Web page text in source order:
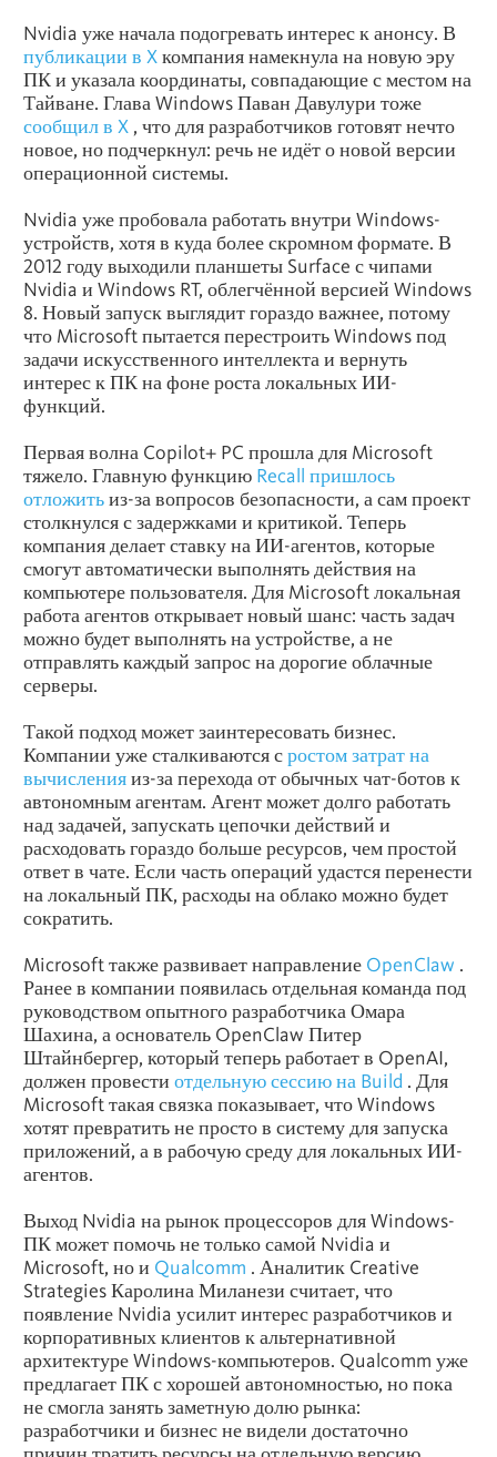
Nvidia уже начала подогревать интерес к анонсу. В
публикации в Xкомпания намекнула на новую эру
ПК и указала координаты, совпадающие с местом на
Тайване. Глава Windows Паван Давулури тоже
сообщил в X , что для разработчиков готовят нечто
новое, но подчеркнул: речь не идёт о новой версии
операционной системы.
Nvidia уже пробовала работать внутри Windows-
устройств, хотя в куда более скромном формате. В
2012 году выходили планшеты Surface с чипами
Nvidia и Windows RT, облегчённой версией Windows
8. Новый запуск выглядит гораздо важнее, потому
что Microsoft пытается перестроить Windows под
задачи искусственного интеллекта и вернуть
интерес к ПК на фоне роста локальных ИИ-
функций.
Первая волна Copilot+ PC прошла для Microsoft
тяжело. Главную функцию Recall пришлось
отложитьиз-за вопросов безопасности, а сам проект
столкнулся с задержками и критикой. Теперь
компания делает ставку на ИИ-агентов, которые
смогут автоматически выполнять действия на
компьютере пользователя. Для Microsoft локальная
работа агентов открывает новый шанс: часть задач
можно будет выполнять на устройстве, а не
отправлять каждый запрос на дорогие облачные
серверы.
Такой подход может заинтересовать бизнес.
Компании уже сталкиваются сростом затрат на
вычисленияиз-за перехода от обычных чат-ботов к
автономным агентам. Агент может долго работать
над задачей, запускать цепочки действий и
расходовать гораздо больше ресурсов, чем простой
ответ в чате. Если часть операций удастся перенести
на локальный ПК, расходы на облако можно будет
сократить.
Microsoft также развивает направление OpenClaw .
Ранее в компании появилась отдельная команда под
руководством опытного разработчика Омара
Шахина, а основатель OpenClaw Питер
Штайнбергер, который теперь работает в OpenAI,
должен провести отдельную сессию на Build . Для
Microsoft такая связка показывает, что Windows
хотят превратить не просто в систему для запуска
приложений, а в рабочую среду для локальных ИИ-
агентов.
Выход Nvidia на рынок процессоров для Windows-
ПК может помочь не только самой Nvidia и
Microsoft, но и Qualcomm . Аналитик Creative
Strategies Каролина Миланези считает, что
появление Nvidia усилит интерес разработчиков и
корпоративных клиентов к альтернативной
архитектуре Windows-компьютеров. Qualcomm уже
предлагает ПК с хорошей автономностью, но пока
не смогла занять заметную долю рынка:
разработчики и бизнес не видели достаточно